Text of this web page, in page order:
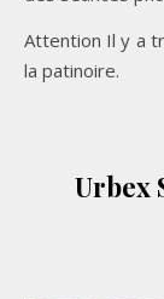
Attention Il y a
la patinoire.
Urbex